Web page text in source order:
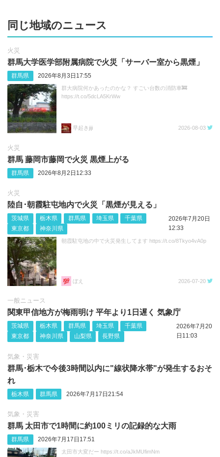
同じ地域のニュース
火災
群馬大学医学部附属病院で火災「サーバー室から黒煙」
群馬県 2026年8月3日17:55
群大病院何かあったのかな？ すごい台数の消防車🚒
https://t.co/5dcLA5KrWw
早起きjiji 2026-08-03
火災
群馬 藤岡市藤岡で火災 黒煙上がる
群馬県 2026年8月2日12:33
火災
陸自･朝霞駐屯地内で火災「黒煙が見える」
茨城県 栃木県 群馬県 埼玉県
千葉県
東京都
神奈川県
2026年7月20日
12:33
朝霞駐屯地の中で火災発生してます https://t.co/8Tkyo4vA0p
ぼえ 2026-07-20
一般ニュース
関東甲信地方が梅雨明け 平年より1日遅く 気象庁
茨城県 栃木県 群馬県 埼玉県
千葉県
東京都
神奈川県 山梨県 長野県
2026年7月20
日11:03
気象・災害
群馬･栃木で今後3時間以内に"線状降水帯"が発生するおそ
れ
栃木県 群馬県 2026年7月17日21:54
気象・災害
群馬 太田市で1時間に約100ミリの記録的な大雨
群馬県 2026年7月17日17:51
太田市大変だー https://t.co/aJkMUfimNm